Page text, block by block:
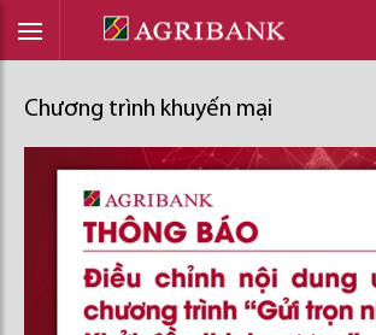
Chương trình khuyến mại